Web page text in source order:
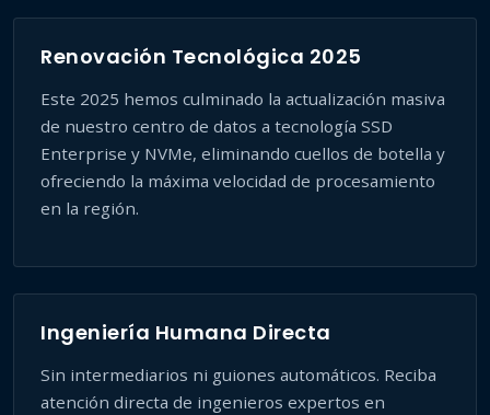
Renovación Tecnológica 2025
Este 2025 hemos culminado la actualización masiva
de nuestro centro de datos a tecnología SSD
Enterprise y NVMe, eliminando cuellos de botella y
ofreciendo la máxima velocidad de procesamiento
en la región.
Ingeniería Humana Directa
Sin intermediarios ni guiones automáticos. Reciba
atención directa de ingenieros expertos en